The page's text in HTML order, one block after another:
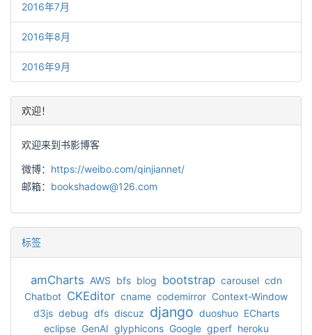
2016年7月
2016年8月
2016年9月
欢迎！
欢迎来到书影博客
微博： https://weibo.com/qinjiannet/
邮箱： bookshadow@126.com
标签
amCharts AWS bfs blog bootstrap carousel cdn
Chatbot CKEditor cname codemirror Context-Window
d3js debug dfs discuz django duoshuo ECharts
eclipse GenAI glyphicons Google gperf heroku